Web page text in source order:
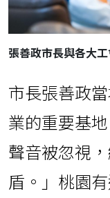
張善政市長與各大
市長張善政
業的重要基
聲音被忽視
盾。」桃園